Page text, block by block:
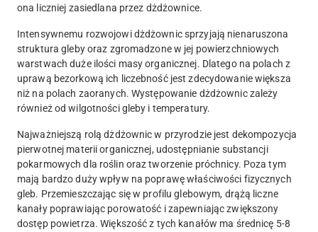
ona liczniej zasiedlana przez dżdżownice.
Intensywnemu rozwojowi dżdżownic sprzyjają nienaruszona
struktura gleby oraz zgromadzone w jej powierzchniowych
warstwach duże ilości masy organicznej. Dlatego na polach z
uprawą bezorkową ich liczebność jest zdecydowanie większa
niż na polach zaoranych. Występowanie dżdżownic zależy
również od wilgotności gleby i temperatury.
Najważniejszą rolą dżdżownic w przyrodzie jest dekompozycja
pierwotnej materii organicznej, udostępnianie substancji
pokarmowych dla roślin oraz tworzenie próchnicy. Poza tym
mają bardzo duży wpływ na poprawę właściwości fizycznych
gleb. Przemieszczając się w profilu glebowym, drążą liczne
kanały poprawiając porowatość i zapewniając zwiększony
dostęp powietrza. Większość z tych kanałów ma średnicę 5-8